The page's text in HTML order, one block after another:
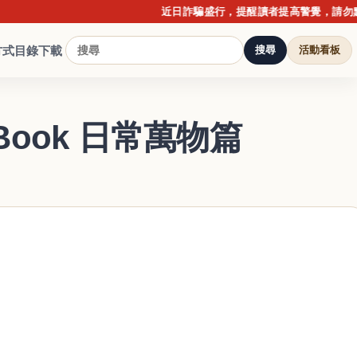
近日詐騙盛行，提醒讀者提高警覺，請勿點擊不
式目錄下載 搜尋 活動看板
日常萬物篇